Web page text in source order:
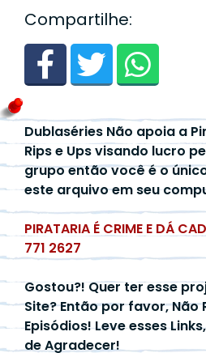
Compartilhe:
Dublaséries Não apoia a
Rips e Ups visando lucro
grupo então você é o
este arquivo em seu
PIRATARIA É CRIME E DÁ
771 2627
Gostou?! Quer ter esse
Site? Então por favor, Não
Episódios! Leve esses
de Agradecer!